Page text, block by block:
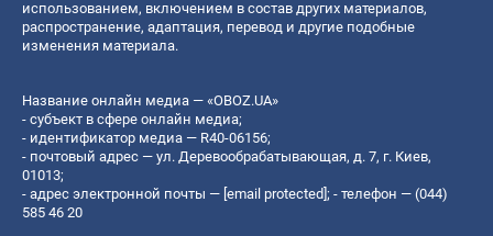
использованием, включением в состав других материалов,
распространение, адаптация, перевод и другие подобные
изменения материала.
Название онлайн медиа — «OBOZ.UA»
- субъект в сфере онлайн медиа;
- идентификатор медиа — R40-06156;
- почтовый адрес — ул. Деревообрабатывающая, д. 7, г. Киев,
01013;
- адрес электронной почты — [email protected]; - телефон — (044)
585 46 20